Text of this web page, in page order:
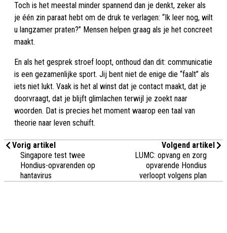
Toch is het meestal minder spannend dan je denkt, zeker als
je één zin paraat hebt om de druk te verlagen: “Ik leer nog, wilt
u langzamer praten?” Mensen helpen graag als je het concreet
maakt.
En als het gesprek stroef loopt, onthoud dan dit: communicatie
is een gezamenlijke sport. Jij bent niet de enige die “faalt” als
iets niet lukt. Vaak is het al winst dat je contact maakt, dat je
doorvraagt, dat je blijft glimlachen terwijl je zoekt naar
woorden. Dat is precies het moment waarop een taal van
theorie naar leven schuift.
Vorig artikel
Singapore test twee
Hondius-opvarenden op
hantavirus
Volgend artikel
LUMC: opvang en zorg
opvarende Hondius
verloopt volgens plan